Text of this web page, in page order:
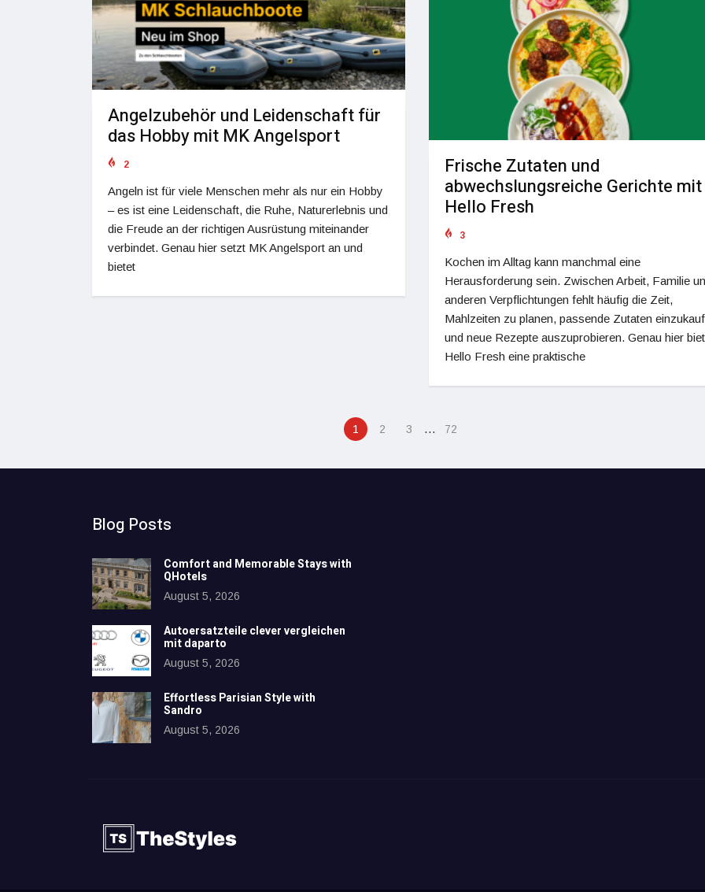
Angelzubehör und Leidenschaft für
das Hobby mit MK Angelsport
2
Angeln ist für viele Menschen mehr als nur ein Hobby
– es ist eine Leidenschaft, die Ruhe, Naturerlebnis und
die Freude an der richtigen Ausrüstung miteinander
verbindet. Genau hier setzt MK Angelsport an und
bietet
Frische Zutaten und
abwechslungsreiche Gerichte mit
Hello Fresh
3
Kochen im Alltag kann manchmal eine
Herausforderung sein. Zwischen Arbeit, Familie
anderen Verpflichtungen fehlt häufig die Zeit,
Mahlzeiten zu planen, passende Zutaten
und neue Rezepte auszuprobieren. Genau hier
Hello Fresh eine praktische
1 2 3 … 72
Blog Posts
Comfort and Memorable Stays with
QHotels
August 5, 2026
Autoersatzteile clever vergleichen
mit daparto
August 5, 2026
Effortless Parisian Style with
Sandro
August 5, 2026